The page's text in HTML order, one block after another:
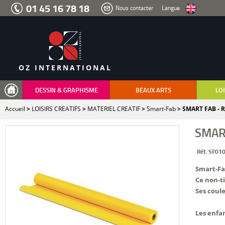
Aller
menu
recherche
01 45 16 78 18 Nous contacter Langue
OZ INTERNATIONAL
DESSIN & GRAPHISME BEAUX ARTS
Accueil > LOISIRS CREATIFS > MATERIEL CREATIF>Smart-Fab> SMART FAB -
Réf.
Smart-
Ce non-
Ses
Les